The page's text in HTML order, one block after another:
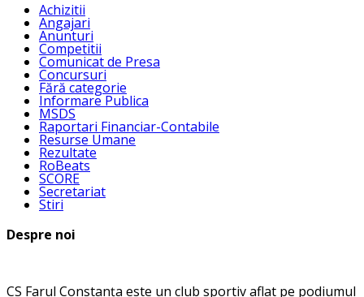
Achizitii
Angajari
Anunturi
Competitii
Comunicat de Presa
Concursuri
Fără categorie
Informare Publica
MSDS
Raportari Financiar-Contabile
Resurse Umane
Rezultate
RoBeats
SCORE
Secretariat
Stiri
Despre noi
CS Farul Constanța este un club sportiv aflat pe podiumul